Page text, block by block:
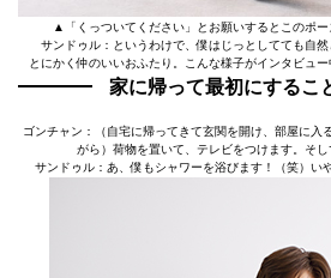
▲「くっついてください」とお願いするとこのポー
サンドゥル：というわけで、僕はじっとしてても自然
とにかく仲のいいおふたり。こんな様子がインタビュ
家に帰って最初にするこ
ゴンチャン：（自宅に帰ってきて玄関を開け、部屋に入
がら）荷物を置いて、テレビをつけます。そし
サンドゥル：あ、僕もシャワーを浴びます！（笑）い